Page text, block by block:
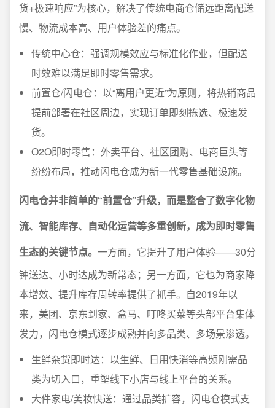
货+极速响应”为核心，解决了传统电商仓储远距离配送
慢、物流成本高、用户体验差的痛点。
传统中心仓：强调规模效应与标准化作业，但配送
时效难以满足即时零售需求。
前置仓/闪电仓：以“离用户更近”为原则，将热销商品
提前部署在社区周边，实现订单即刻拣选、极速发
货。
O2O即时零售：外卖平台、社区团购、电商巨头等
纷纷布局，推动闪电仓成为新一代零售基础设施。
闪电仓并非简单的“前置仓”升级，而是整合了数字化物
流、智能库存、自动化运营等多重创新，成为即时零售
生态的关键节点。 一方面，它提升了用户体验——30分
钟送达、小时达成为新常态；另一方面，它也为商家降
本增效、提升库存周转率提供了抓手。自2019年以
来，美团、京东到家、盒马、叮咚买菜等头部平台集体
发力，闪电仓模式逐步成熟并向多品类、多场景渗透。
生鲜杂货即时达：以生鲜、日用快消等高频刚需品
类为切入口，重塑线下小店与线上平台的关系。
大件家电/美妆快送：通过品类扩容，闪电仓模式支